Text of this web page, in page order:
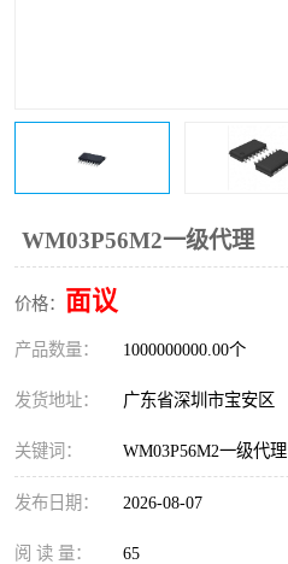
WM03P56M2一级代理
价格： 面议
产品数量： 1000000000.00个
发货地址： 广东省深圳市宝安区
关键词： WM03P56M2一级代理
发布日期： 2026-08-07
阅 读 量： 65
FT61F021